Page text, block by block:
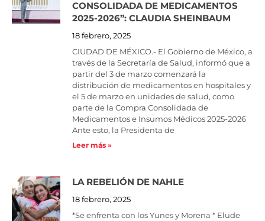
CONSOLIDADA DE MEDICAMENTOS
2025-2026”: CLAUDIA SHEINBAUM
18 febrero, 2025
CIUDAD DE MÉXICO.- El Gobierno de México, a
través de la Secretaría de Salud, informó que a
partir del 3 de marzo comenzará la
distribución de medicamentos en hospitales y
el 5 de marzo en unidades de salud, como
parte de la Compra Consolidada de
Medicamentos e Insumos Médicos 2025-2026
Ante esto, la Presidenta de
Leer más »
LA REBELIÓN DE NAHLE
18 febrero, 2025
*Se enfrenta con los Yunes y Morena * Elude